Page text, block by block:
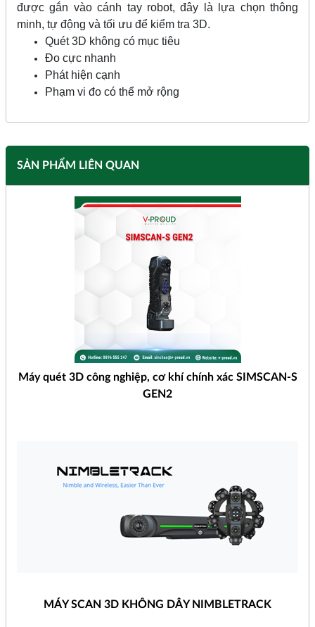
được gắn vào cánh tay robot, đây là lựa chọn thông
minh, tự động và tối ưu để kiểm tra 3D.
Quét 3D không có mục tiêu
Đo cực nhanh
Phát hiện cạnh
Phạm vi đo có thể mở rộng
SẢN PHẨM LIÊN QUAN
Máy quét 3D công nghiệp, cơ khí chính xác SIMSCAN-S
GEN2
MÁY SCAN 3D KHÔNG DÂY NIMBLETRACK